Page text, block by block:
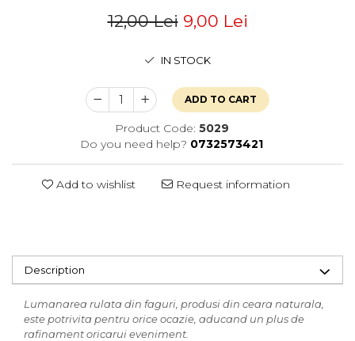
12,00 Lei 9,00 Lei
IN STOCK
ADD TO CART
Product Code: 5029
Do you need help? 0732573421
Add to wishlist Request information
Description
Lumanarea rulata din faguri, produsi din ceara naturala,
este potrivita pentru orice ocazie, aducand un plus de
rafinament oricarui eveniment.